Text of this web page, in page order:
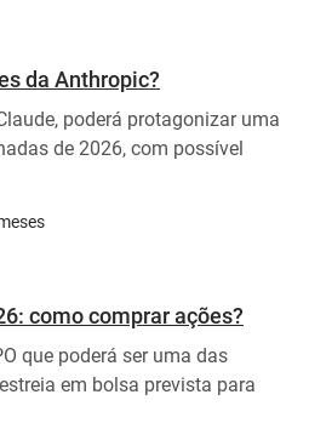
da Anthropic?
poderá protagonizar uma
de 2026, com possível
como comprar ações?
que poderá ser uma das
em bolsa prevista para